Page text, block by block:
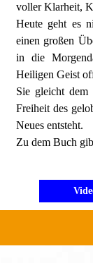
voller Klarheit,
Heute geht es
einen großen
in die
Heiligen Geist
Sie gleicht dem
Freiheit des
Neues entsteht.
Zu dem Buch